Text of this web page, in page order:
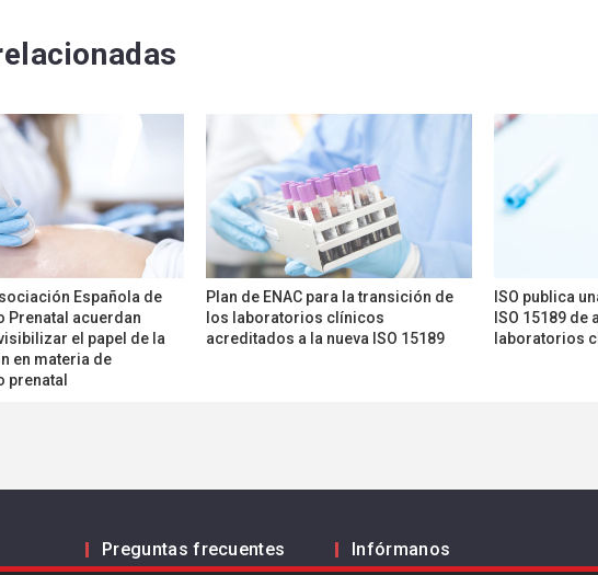
Española de
Prenatal acuerdan
el papel de la
en materia de
prenatal
Plan de ENAC para la transición de
los laboratorios clínicos
acreditados a la nueva ISO 15189
ISO publica
ISO 15189
laboratorios
Preguntas frecuentes Infórmanos